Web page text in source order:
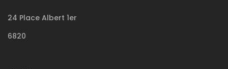
24 Place Albert 1er
6820